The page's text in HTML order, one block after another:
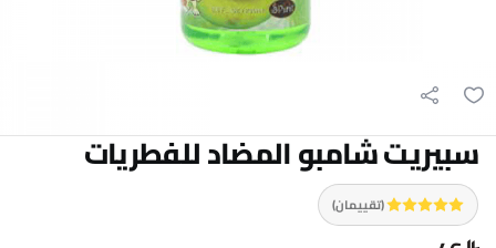
سبيريت شامبو المضاد للفطريات
(تقييمان)